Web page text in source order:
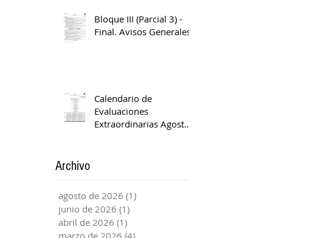
Bloque III (Parcial 3) -
Final. Avisos Generales
Calendario de
Evaluaciones
Extraordinarias Agosto
Archivo
agosto de 2026 (1)
junio de 2026 (1)
abril de 2026 (1)
marzo de 2026 (4)